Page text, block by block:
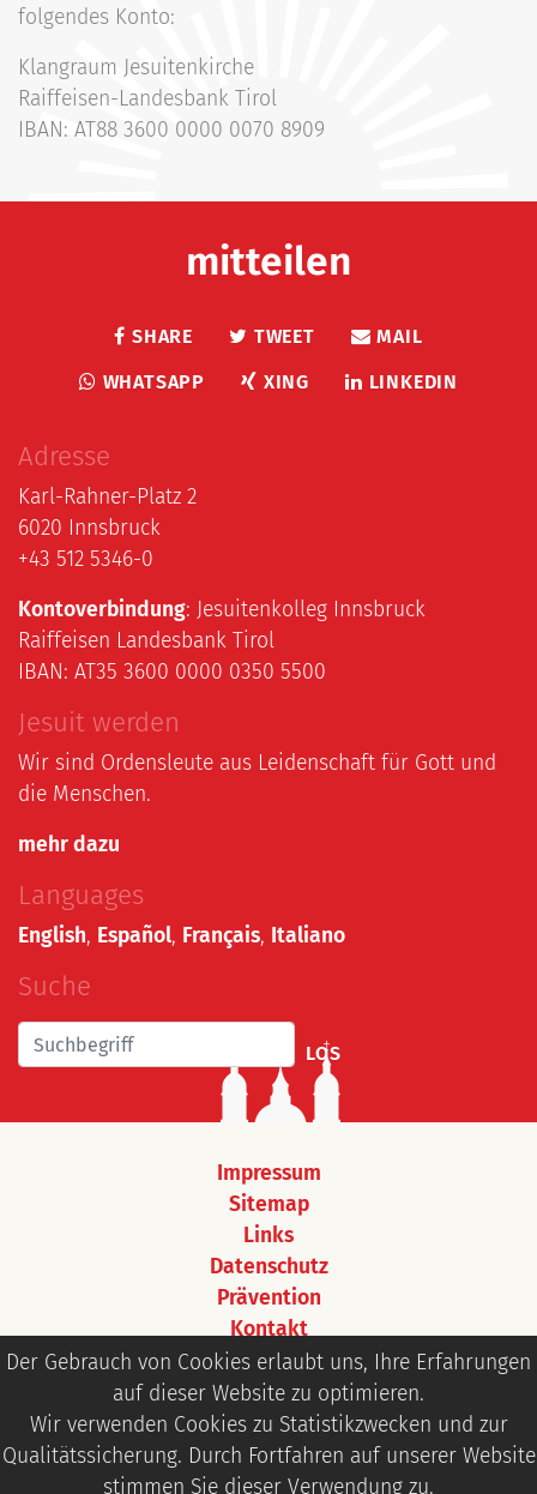
Der Gebrauch von Cookies erlaubt uns, Ihre Erfahrungen
auf dieser Website zu optimieren.
Wir verwenden Cookies zu Statistikzwecken und zur
Qualitätssicherung. Durch Fortfahren auf unserer Website
stimmen Sie dieser Verwendung zu.
folgendes Konto:
Klangraum Jesuitenkirche
Raiffeisen-Landesbank Tirol
IBAN: AT88 3600 0000 0070 8909
mitteilen
SHARE TWEET
MAIL
WHATSAPP
XING LINKEDIN
Adresse
Karl-Rahner-Platz 2
6020 Innsbruck
+43 512 5346-0
Kontoverbindung: Jesuitenkolleg Innsbruck
Raiffeisen Landesbank Tirol
IBAN: AT35 3600 0000 0350 5500
Jesuit werden
Wir sind Ordensleute aus Leidenschaft für Gott und
die Menschen.
mehr dazu
Languages
English, Español, Français, Italiano
Suche
LOS
Impressum
Sitemap
Links
Datenschutz
Prävention
Kontakt
Login